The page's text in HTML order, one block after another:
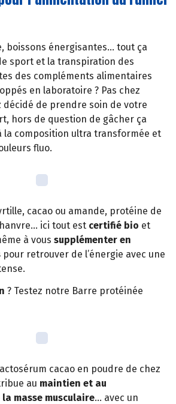
boissons énergisantes… tout ça
sport et la transpiration des
des compléments alimentaires
en laboratoire ? Pas chez
décidé de prendre soin de votre
hors de question de gâcher ça
la composition ultra transformée et
fluo.
cacao ou amande, protéine de
ici tout est certifié bio et
à vous supplémenter en
pour retrouver de l’énergie avec une
? Testez notre Barre protéinée
cacao en poudre de chez
au maintien et au
masse musculaire… avec un